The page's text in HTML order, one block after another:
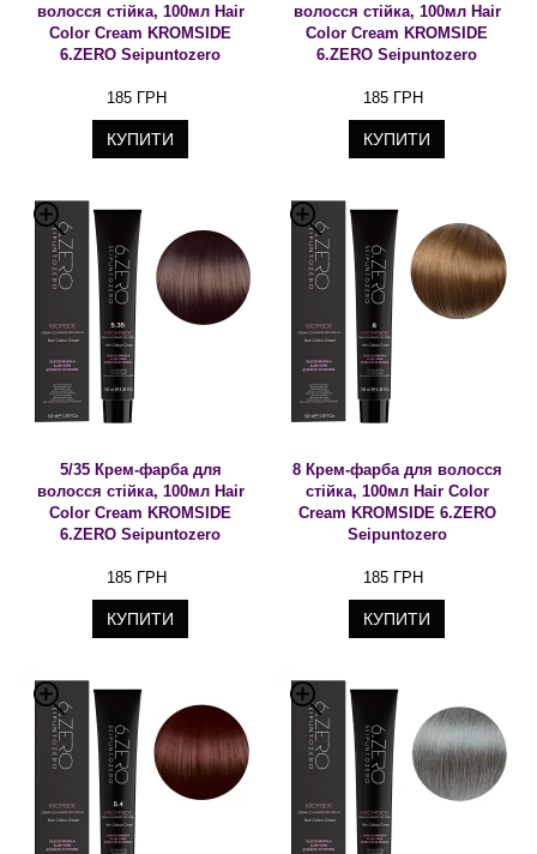
волосся стійка, 100мл Hair
Color Cream KROMSIDE
6.ZERO Seipuntozero
185 ГРН
КУПИТИ
волосся стійка, 100мл Hair
Color Cream KROMSIDE
6.ZERO Seipuntozero
185 ГРН
КУПИТИ
5/35 Крем-фарба для
волосся стійка, 100мл Hair
Color Cream KROMSIDE
6.ZERO Seipuntozero
185 ГРН
КУПИТИ
8 Крем-фарба для волосся
стійка, 100мл Hair Color
Cream KROMSIDE 6.ZERO
Seipuntozero
185 ГРН
КУПИТИ